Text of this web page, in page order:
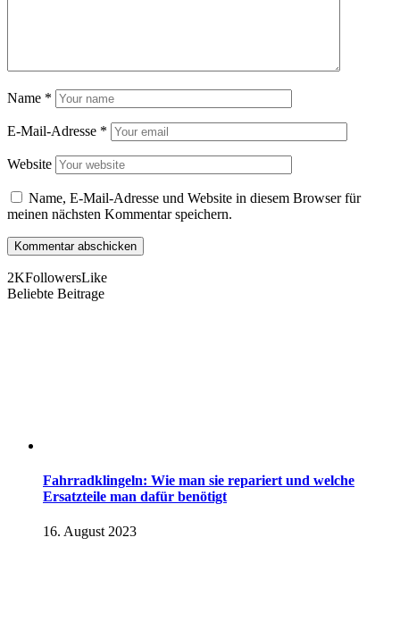
Name *
E-Mail-Adresse *
Website
Name, E-Mail-Adresse und Website in diesem Browser für
meinen nächsten Kommentar speichern.
2KFollowersLike
Beliebte Beitrage
Fahrradklingeln: Wie man sie repariert und welche
Ersatzteile man dafür benötigt
16. August 2023